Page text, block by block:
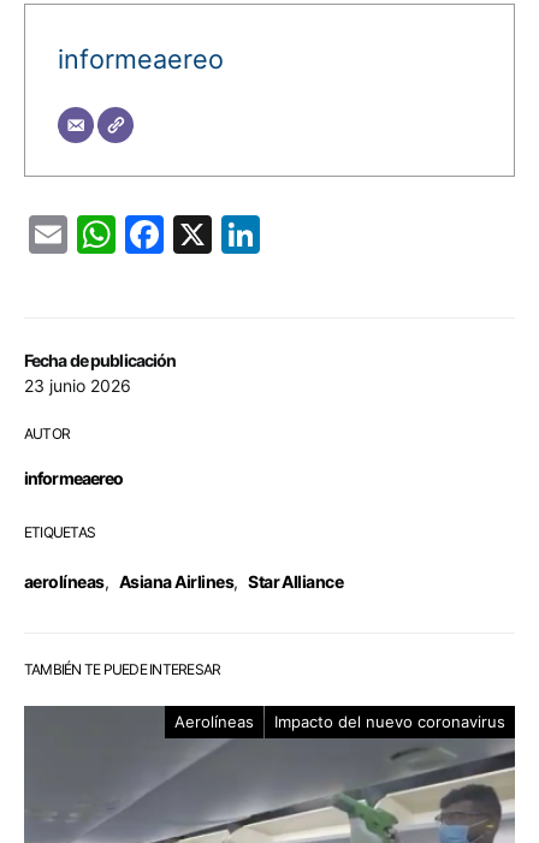
Fecha de publicación
23 junio 2026
AUTOR
informeaereo
ETIQUETAS
aerolíneas, Asiana Airlines, Star Alliance
informeaereo
EmailWhatsApp
Facebook
X
TAMBIÉN TE PUEDE INTERESAR
Aerolíneas Impacto del nuevo coronavirus